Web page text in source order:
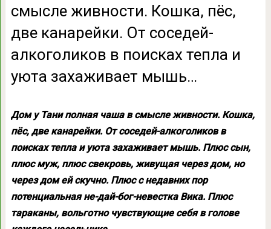
смысле живности. Кошка, пёс,
две канарейки. От соседей-
алкоголиков в поисках тепла и
уюта захаживает мышь…
Дом у Тани полная чаша в смысле живности. Кошка,
пёс, две канарейки. От соседей-алкоголиков в
поисках тепла и уюта захаживает мышь. Плюс сын,
плюс муж, плюс свекровь, живущая через дом, но
через дом ей скучно. Плюс с недавних пор
потенциальная не-дай-бог-невестка Вика. Плюс
тараканы, вольготно чувствующие себя в голове